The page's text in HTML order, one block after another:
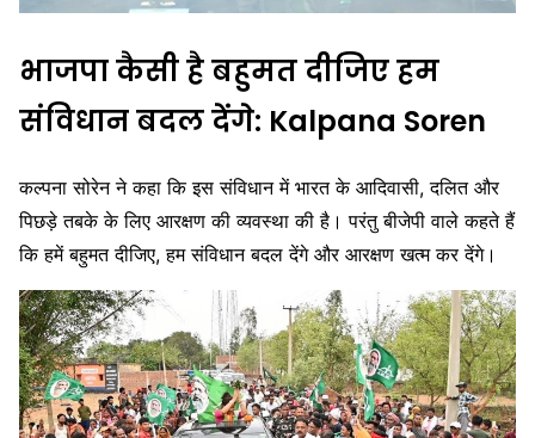
भाजपा कैसी है बहुमत दीजिए हम
संविधान बदल देंगे: Kalpana Soren
कल्पना सोरेन ने कहा कि इस संविधान में भारत के आदिवासी, दलित और
पिछड़े तबके के लिए आरक्षण की व्यवस्था की है। परंतु बीजेपी वाले कहते हैं
कि हमें बहुमत दीजिए, हम संविधान बदल देंगे और आरक्षण खत्म कर देंगे।